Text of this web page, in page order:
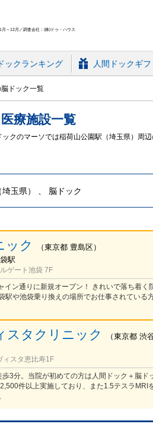
～12月／調査会社：(株)ドゥ・ハウス
ックランキング 人間ドックギフ
ドック一覧
医療施設一覧
のマーソでは稲荷山公園駅（埼玉県）周
玉県） 、 脳ドック
ック （東京都 豊島区）
駅
ゲート池袋 7F
イン通りに新規オープン！ きれいで落ち着く
駅や池袋乗り換えの場所でお仕事されている
スタクリニック （東京都 渋
ィスタ恵比寿1F
3分。当院が初めての方は人間ドック＋脳ド
件以上実施しており、また1.5テスラMRI